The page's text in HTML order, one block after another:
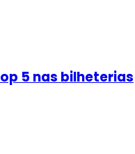
5 nas bilheterias